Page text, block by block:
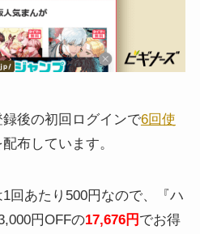
後の初回ログインで6回使
配布しています。
回あたり500円なので、『ハ
円OFFの17,676円 でお得